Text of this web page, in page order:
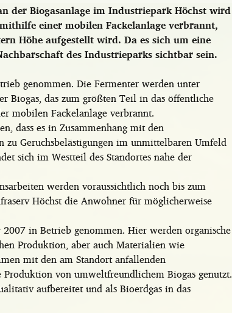
der Biogasanlage im Industriepark Höchst wird
einer mobilen Fackelanlage verbrannt,
Höhe aufgestellt wird. Da es sich um eine
des Industrieparks sichtbar sein.
genommen. Die Fermenter werden unter
Biogas, das zum größten Teil in das öffentliche
mobilen Fackelanlage verbrannt.
dass es in Zusammenhang mit den
zu Geruchsbelästigungen im unmittelbaren Umfeld
sich im Westteil des Standortes nahe der
werden voraussichtlich noch bis zum
Höchst die Anwohner für möglicherweise
in Betrieb genommen. Hier werden organische
Produktion, aber auch Materialien wie
mit den am Standort anfallenden
von umweltfreundlichem Biogas genutzt.
aufbereitet und als Bioerdgas in das